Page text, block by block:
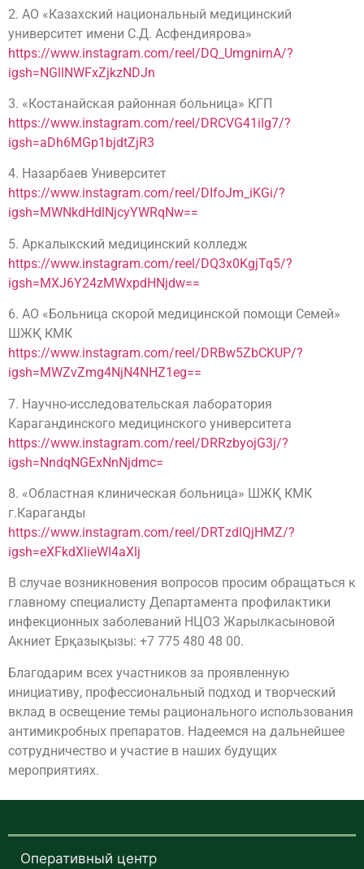
2. АО «Казахский национальный медицинский
университет имени С.Д. Асфендиярова»
https://www.instagram.com/reel/DQ_UmgnirnA/?
igsh=NGllNWFxZjkzNDJn
3. «Костанайская районная больница» КГП
https://www.instagram.com/reel/DRCVG41iIg7/?
igsh=aDh6MGp1bjdtZjR3
4. Назарбаев Университет
https://www.instagram.com/reel/DIfoJm_iKGi/?
igsh=MWNkdHdlNjcyYWRqNw==
5. Аркалыкский медицинский колледж
https://www.instagram.com/reel/DQ3x0KgjTq5/?
igsh=MXJ6Y24zMWxpdHNjdw==
6. АО «Больница скорой медицинской помощи Семей»
ШЖҚ КМК
https://www.instagram.com/reel/DRBw5ZbCKUP/?
igsh=MWZvZmg4NjN4NHZ1eg==
7. Научно-исследовательская лаборатория
Карагандинского медицинского университета
https://www.instagram.com/reel/DRRzbyojG3j/?
igsh=NndqNGExNnNjdmc=
8. «Областная клиническая больница» ШЖҚ КМК
г.Караганды
https://www.instagram.com/reel/DRTzdlQjHMZ/?
igsh=eXFkdXlieWI4aXlj
В случае возникновения вопросов просим обращаться к
главному специалисту Департамента профилактики
инфекционных заболеваний НЦОЗ Жарылкасыновой
Акниет Ерқазықызы: +7 775 480 48 00.
Благодарим всех участников за проявленную
инициативу, профессиональный подход и творческий
вклад в освещение темы рационального использования
антимикробных препаратов. Надеемся на дальнейшее
сотрудничество и участие в наших будущих
мероприятиях.
Оперативный центр